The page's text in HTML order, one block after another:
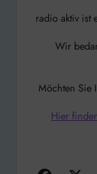
radio aktiv ist
Wir
Möchten Sie
Hier